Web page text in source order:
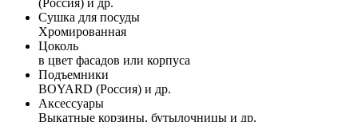
Сушка для посуды
Хромированная
Цоколь
в цвет фасадов или корпуса
Подъемники
BOYARD (Россия) и др.
Аксессуары
Выкатные корзины, бутылочницы и др.